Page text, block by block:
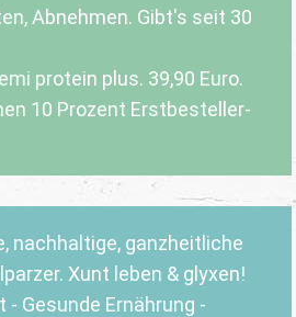
Abnehmen. Gibt's seit 30
protein plus. 39,90 Euro.
10 Prozent Erstbesteller-
nachhaltige, ganzheitliche
Xunt leben & glyxen!
- Gesunde Ernährung -